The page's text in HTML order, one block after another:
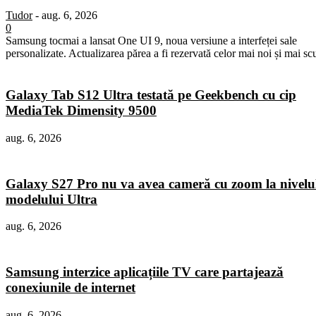
Tudor - aug. 6, 2026
0
Samsung tocmai a lansat One UI 9, noua versiune a interfeței sale
personalizate. Actualizarea părea a fi rezervată celor mai noi și mai
Galaxy Tab S12 Ultra testată pe Geekbench cu cip
MediaTek Dimensity 9500
aug. 6, 2026
Galaxy S27 Pro nu va avea cameră cu zoom la
modelului Ultra
aug. 6, 2026
Samsung interzice aplicațiile TV care partajează
conexiunile de internet